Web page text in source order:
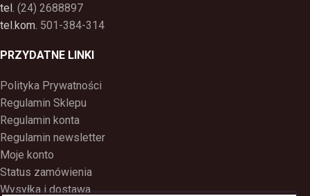
tel. (24) 2688897
tel.kom. 501-384-314
PRZYDATNE LINKI
Polityka Prywatności
Regulamin Sklepu
Regulamin konta
Regulamin newsletter
Moje konto
Status zamówienia
Wysyłka i dostawa